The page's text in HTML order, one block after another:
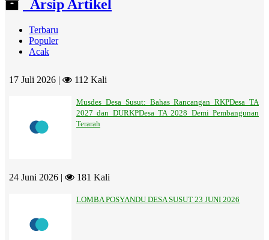
Arsip Artikel
Terbaru
Populer
Acak
17 Juli 2026 | 112 Kali
Musdes Desa Susut: Bahas Rancangan RKPDesa TA
2027 dan DURKPDesa TA 2028 Demi Pembangunan
Terarah
24 Juni 2026 | 181 Kali
LOMBA POSYANDU DESA SUSUT 23 JUNI 2026